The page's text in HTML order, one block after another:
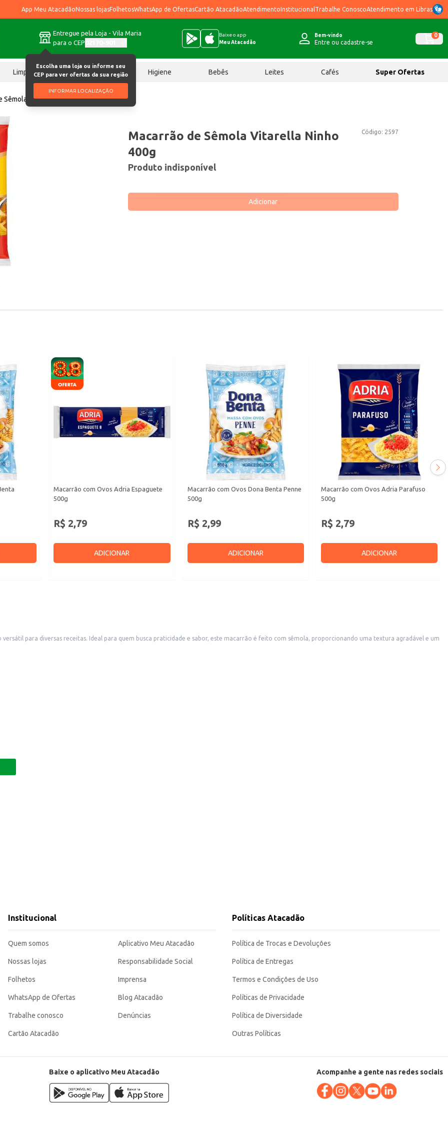
App Meu AtacadãoNossas lojasFolhetosWhatsApp de OfertasCartão AtacadãoAtendimentoInstitucional Trabalhe ConoscoAtendimento em Libras
Entregue pela Loja - Vila Maria
para o CEP
Escolha uma loja ou informe seu
CEP para ver ofertas da sua região
INFORMAR LOCALIZAÇÃO
Baixe o app
Meu Atacadão
Bem-vindo
Entre ou cadastre-se
0
Limpeza Chocolates Higiene Bebês Leites Cafés Super Ofertas
Sêmola Vitarella Ninho 400g
Código: 2597
Macarrão de Sêmola Vitarella Ninho
400g
Produto indisponível
Adicionar
Macarrão com Ovos Adria Espaguete
500g
R$ 2,79
ADICIONAR
Macarrão com Ovos Dona Benta Penne
500g
R$ 2,99
ADICIONAR
Macarrão com Ovos Adria Parafuso
500g
R$ 2,79
ADICIONAR
para diversas receitas. Ideal para quem busca praticidade e sabor, este macarrão é feito com sêmola, proporcionando uma textura agradável e um
Institucional
Quem somos
Nossas lojas
Folhetos
WhatsApp de Ofertas
Trabalhe conosco
Cartão Atacadão
Aplicativo Meu Atacadão
Responsabilidade Social
Imprensa
Blog Atacadão
Denúncias
Políticas Atacadão
Política de Trocas e Devoluções
Política de Entregas
Termos e Condições de Uso
Políticas de Privacidade
Política de Diversidade
Outras Políticas
Baixe o aplicativo Meu Atacadão Acompanhe a gente nas redes sociais